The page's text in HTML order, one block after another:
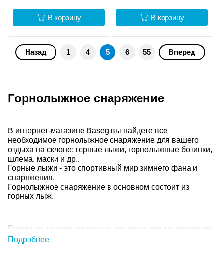
В корзину В корзину
Назад 1 4 5 6 55 Вперед
Горнолыжное снаряжение
В интернет-магазине Baseg вы найдете все
необходимое горнолыжное снаряжение для вашего
отдыха на склоне: горные лыжи, горнолыжные ботинки,
шлема, маски и др..
Горные лыжи - это спортивный мир зимнего фана и
снаряжения.
Горнолыжное снаряжение в основном состоит из
горных лыж.
Горные лыжи делятся на четыре основные
группы:
Подробнее